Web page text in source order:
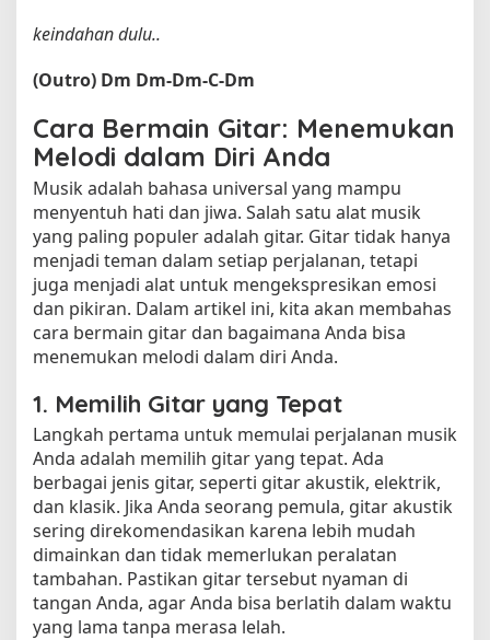
keindahan dulu..
(Outro) Dm Dm-Dm-C-Dm
Cara Bermain Gitar: Menemukan
Melodi dalam Diri Anda
Musik adalah bahasa universal yang mampu
menyentuh hati dan jiwa. Salah satu alat musik
yang paling populer adalah gitar. Gitar tidak hanya
menjadi teman dalam setiap perjalanan, tetapi
juga menjadi alat untuk mengekspresikan emosi
dan pikiran. Dalam artikel ini, kita akan membahas
cara bermain gitar dan bagaimana Anda bisa
menemukan melodi dalam diri Anda.
1. Memilih Gitar yang Tepat
Langkah pertama untuk memulai perjalanan musik
Anda adalah memilih gitar yang tepat. Ada
berbagai jenis gitar, seperti gitar akustik, elektrik,
dan klasik. Jika Anda seorang pemula, gitar akustik
sering direkomendasikan karena lebih mudah
dimainkan dan tidak memerlukan peralatan
tambahan. Pastikan gitar tersebut nyaman di
tangan Anda, agar Anda bisa berlatih dalam waktu
yang lama tanpa merasa lelah.